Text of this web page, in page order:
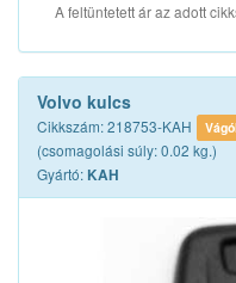
A feltüntetett ár az adott
Volvo kulcs
Cikkszám: 218753-KAH
(csomagolási súly: 0.02 kg.)
Gyártó: KAH